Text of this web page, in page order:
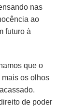
nas
ao
futuro à
que o
mais os olhos
de poder